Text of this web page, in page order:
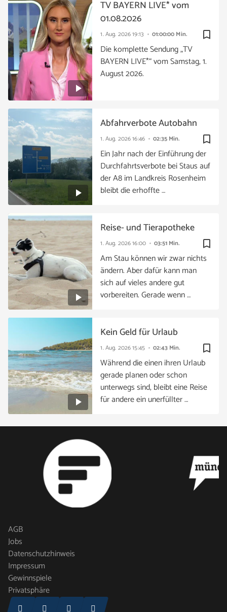
bookmark_border
1. Aug. 202619:13 01:00:00 Min.
TV BAYERN LIVE* vom
01.08.2026
Die komplette Sendung „TV
BAYERN LIVE*“ vom Samstag, 1.
August 2026.
bookmark_border
1. Aug. 202616:46 02:35 Min.
Abfahrverbote Autobahn
Ein Jahr nach der Einführung der
Durchfahrtsverbote bei Staus auf
der A8 im Landkreis Rosenheim
bleibt die erhoffte …
bookmark_border
1. Aug. 202616:00 03:51 Min.
Reise- und Tierapotheke
Am Stau können wir zwar nichts
ändern. Aber dafür kann man
sich auf vieles andere gut
vorbereiten. Gerade wenn …
bookmark_border
1. Aug. 202615:45 02:43 Min.
Kein Geld für Urlaub
Während die einen ihren Urlaub
gerade planen oder schon
unterwegs sind, bleibt eine Reise
für andere ein unerfüllter …
AGB
Jobs
Datenschutzhinweis
Impressum
Gewinnspiele
Privatsphäre